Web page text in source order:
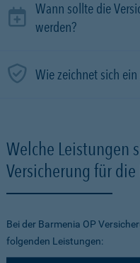
Wann sollte die
werden?
Wie zeichnet sich ein
Welche Leistungen
Versicherung für
Bei der Barmenia OP
folgenden Leistungen: